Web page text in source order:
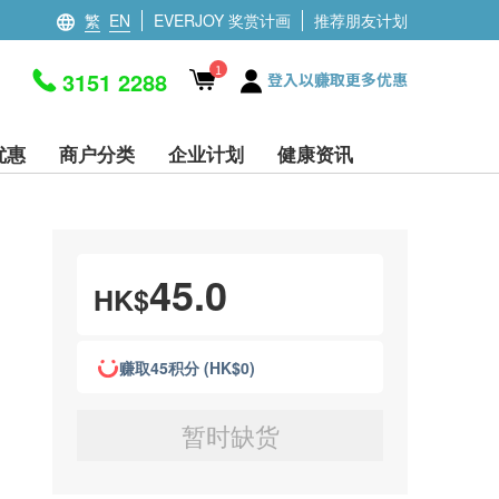
繁 EN EVERJOY 奖赏计画 推荐朋友计划
3151 2288 1 登入以赚取更多优惠
惠 商户分类 企业计划 健康资讯
HK$45.0
赚取45积分 (HK$0)
暂时缺货